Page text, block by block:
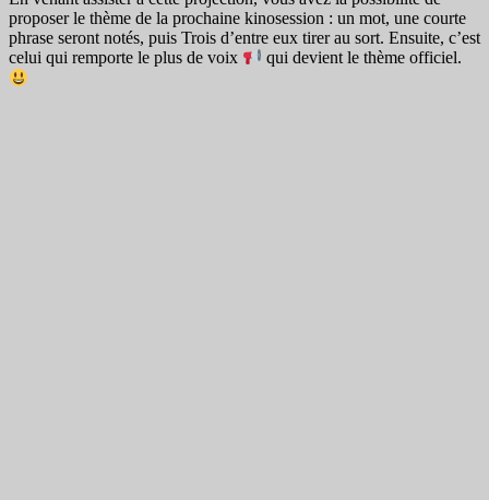
proposer le thème de la prochaine kinosession : un mot, une courte
phrase seront notés, puis Trois d’entre eux tirer au sort. Ensuite, c’est
celui qui remporte le plus de voix
qui devient le thème officiel.